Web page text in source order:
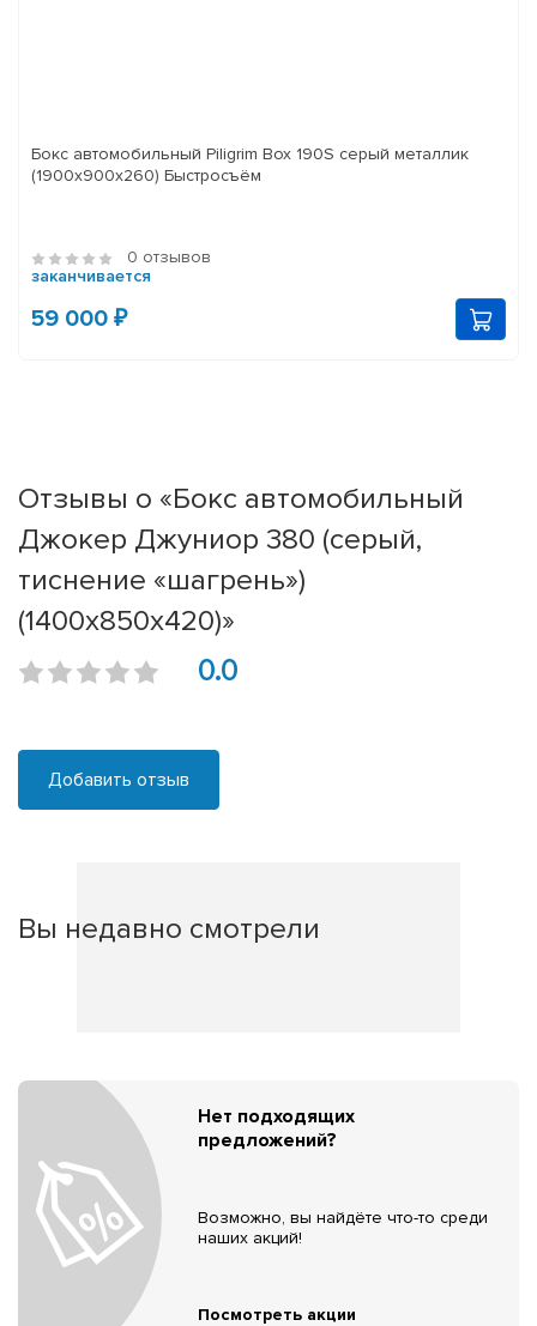
Бокс автомобильный Piligrim Box 190S серый металлик
(1900x900x260) Быстросъём
0 отзывов
заканчивается
59 000 ₽
Отзывы о «Бокс автомобильный
Джокер Джуниор 380 (серый,
тиснение «шагрень»)
(1400х850х420)»
0.0
Добавить отзыв
Вы недавно смотрели
Нет подходящих
предложений?
Возможно, вы найдёте что-то среди
наших акций!
Посмотреть акции